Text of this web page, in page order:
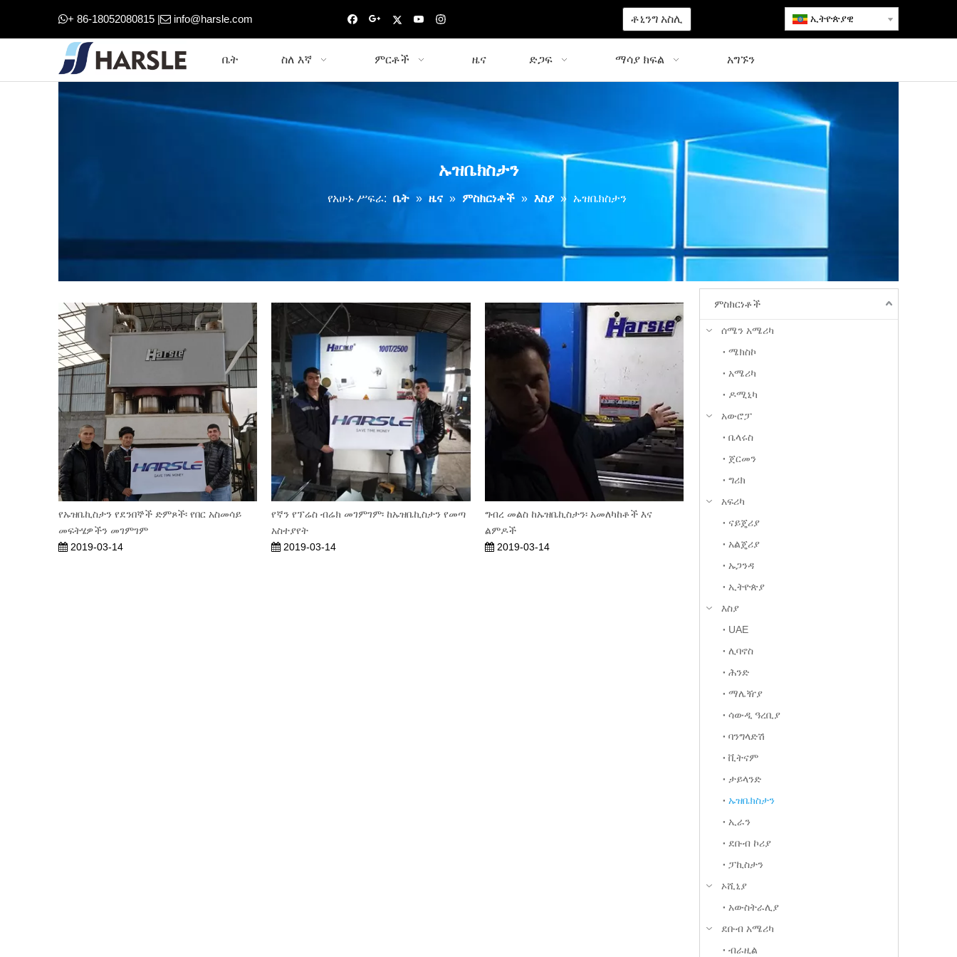
+ 86-18052080815 | info@harsle.com ቶኒንግ አስሊ ኢትዮጵያዊ
ቤት ስለ እኛ ምርቶች ዜና ድጋፍ ማሳያ ክፍል አግኙን
ኡዝቤክስታን
የአሁኑ ሥፍራ: ቤት » ዜና » ምስክርነቶች » እስያ » ኡዝቤክስታን
የኡዝቤኪስታን የደንበኞች ድምጾች፡ የበር አስመሳይ
መፍትሄዎችን መገምገም
2019-03-14
የኛን የፕሬስ ብሬክ መገምገም፡ ከኡዝቤኪስታን የመጣ
አስተያየት
2019-03-14
ግብረ መልስ ከኡዝቤኪስታን፡ አመለካከቶች እና
ልምዶች
2019-03-14
ምስክርነቶች
ሰሜን አሜሪካ
ሜክስኮ
አሜሪካ
ዶሚኒካ
አውሮፓ
ቤላሩስ
ጀርመን
ግሪክ
አፍሪካ
ናይጄሪያ
አልጄሪያ
ኡጋንዳ
ኢትዮጵያ
እስያ
UAE
ሊባኖስ
ሕንድ
ማሌዥያ
ሳውዲ ዓረቢያ
ባንግላድሽ
ቪትናም
ታይላንድ
ኡዝቤክስታን
ኢራን
ደቡብ ኮሪያ
ፓኪስታን
ኦሺኒያ
አውስትራሊያ
ደቡብ አሜሪካ
ብራዚል